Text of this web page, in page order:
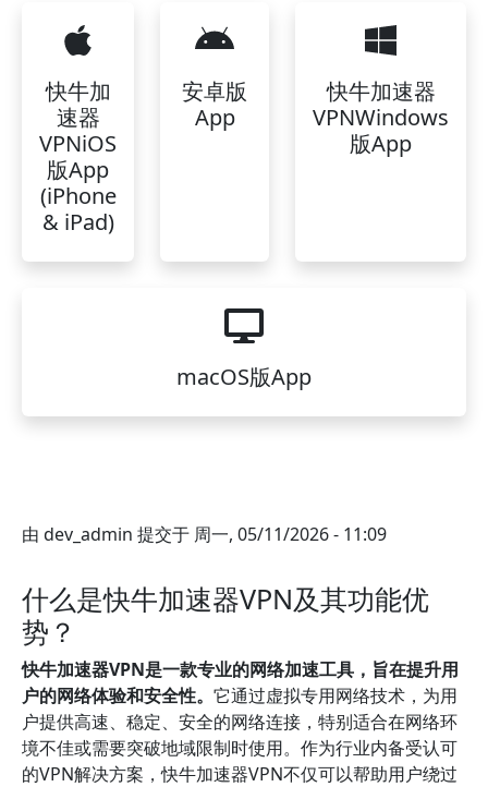
快牛加
速器
VPNiOS
版App
(iPhone
& iPad)
安卓版
App
快牛加速器
VPNWindows
版App
macOS版App
由 dev_admin 提交于 周一, 05/11/2026 - 11:09
什么是快牛加速器VPN及其功能优
势？
快牛加速器VPN是一款专业的网络加速工具，旨在提升用
户的网络体验和安全性。 它通过虚拟专用网络技术，为用
户提供高速、稳定、安全的网络连接，特别适合在网络环
境不佳或需要突破地域限制时使用。作为行业内备受认可
的VPN解决方案，快牛加速器VPN不仅可以帮助用户绕过